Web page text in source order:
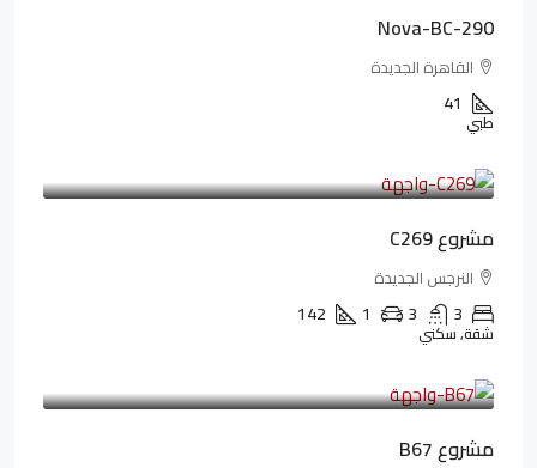
Nova-BC-290
القاهرة الجديدة
41
طبي
4,402,000LE
مشروع C269
النرجس الجديدة
3
3
1
142
شقة, سكني
4,550,000LE
مشروع B67